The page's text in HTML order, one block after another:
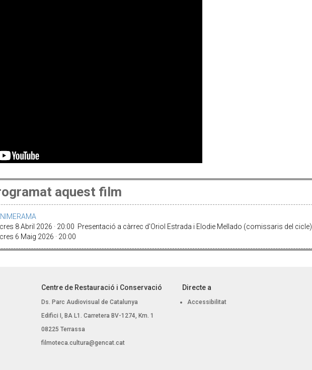
aquest film
8 Abril 2026 · 20:00 Presentació a càrrec d'Oriol Estrada i Elodie Mellado (comissaris del cicle)
6 Maig 2026 · 20:00
Centre de Restauració i Conservació
Ds. Parc Audiovisual de Catalunya
Edifici I, BA L1. Carretera BV-1274, Km. 1
08225 Terrassa
filmoteca.cultura@gencat.cat
Directe a
Accessibilitat